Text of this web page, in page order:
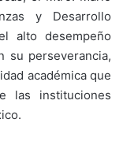
y Desarrollo
alto desempeño
su perseverancia,
académica que
las instituciones